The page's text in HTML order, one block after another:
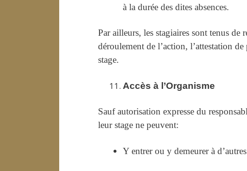
à la durée des dites absences.
Par ailleurs, les stagiaires sont tenus
déroulement de l’action, l’attestation
stage.
Accès à l’Organisme
Sauf autorisation expresse du
leur stage ne peuvent:
Y entrer ou y demeurer à